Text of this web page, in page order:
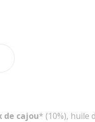
de cajou* (10%), huile